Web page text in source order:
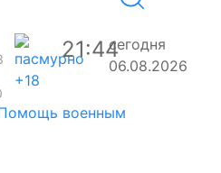
+18
21:44сегодня
06.08.2026
военным